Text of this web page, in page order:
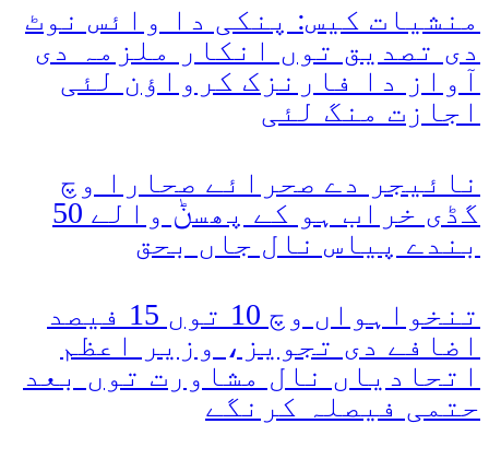
منشیات کیس: پنکی دا وائس نوٹ
دی تصدیق توں انکار ملزمہ دی
آواز دا فارنزک کرواؤن لئی
اجازت منگ لئی
نائیجر دے صحرائے صحارا وچ
گڈی خراب ہو کے پھسݨ والے 50
بندے پیاس نال جاں بحق
تنخواہواں وچ 10 توں 15 فیصد
اضافے دی تجویز، وزیر اعظم
اتحادیاں نال مشاورت توں بعد
حتمی فیصلہ کرنگے